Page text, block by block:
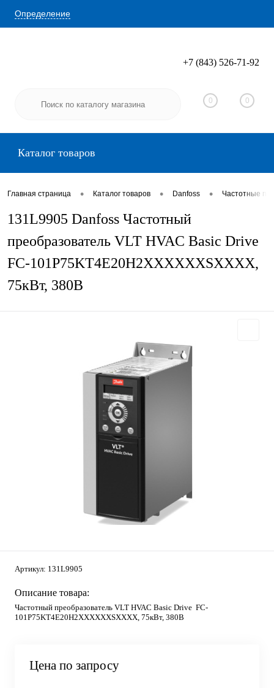
Определение
Вход Регистрация
+7 (843) 526-71-92
0 0
Каталог товаров
Главная страница • Каталог товаров • Danfoss • Частотные
131L9905 Danfoss Частотный
преобразователь VLT HVAC Basic Drive
FC-101P75KT4E20H2XXXXXXSXXXX,
75кВт, 380В
Артикул: 131L9905
Описание товара:
Частотный преобразователь VLT HVAC Basic Drive FC-
101P75KT4E20H2XXXXXXSXXXX, 75кВт, 380В
Цена по запросу